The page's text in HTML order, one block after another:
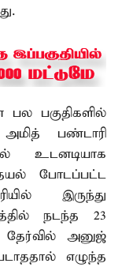
பகுதிகளில்
பண்டாரி
உடனடியாக
போடப்பட்ட
இருந்து
நடந்த 23
அனுஜ்
எழுந்த